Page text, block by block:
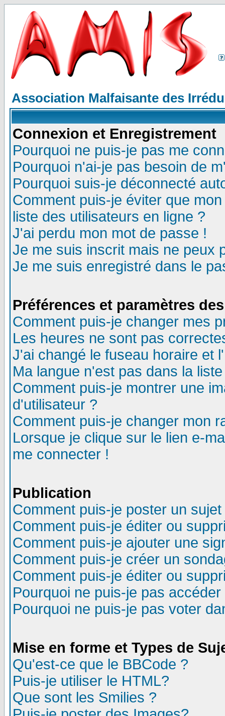
Association Malfaisante des
Connexion et Enregistrement
Pourquoi ne puis-je pas me
Pourquoi n'ai-je pas besoin de
Pourquoi suis-je déconnecté
Comment puis-je éviter que
liste des utilisateurs en ligne ?
J'ai perdu mon mot de passe !
Je me suis inscrit mais ne peux
Je me suis enregistré dans le
Préférences et paramètres
Comment puis-je changer mes
Les heures ne sont pas
J'ai changé le fuseau horaire et
Ma langue n'est pas dans la
Comment puis-je montrer une
d'utilisateur ?
Comment puis-je changer mon
Lorsque je clique sur le lien e-
me connecter !
Publication
Comment puis-je poster un
Comment puis-je éditer ou
Comment puis-je ajouter une
Comment puis-je créer un
Comment puis-je éditer ou
Pourquoi ne puis-je pas
Pourquoi ne puis-je pas voter
Mise en forme et Types de
Qu'est-ce que le BBCode ?
Puis-je utiliser le HTML?
Que sont les Smilies ?